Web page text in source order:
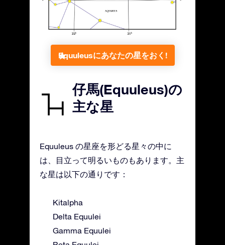
Equuleusにあなたの星をおく!
仔馬(Equuleus)の
主な星
Equuleus の星座を形どる星々の中に
は、目立って明るいものもあります。主
な星は以下の通りです：
Kitalpha
Delta Equulei
Gamma Equulei